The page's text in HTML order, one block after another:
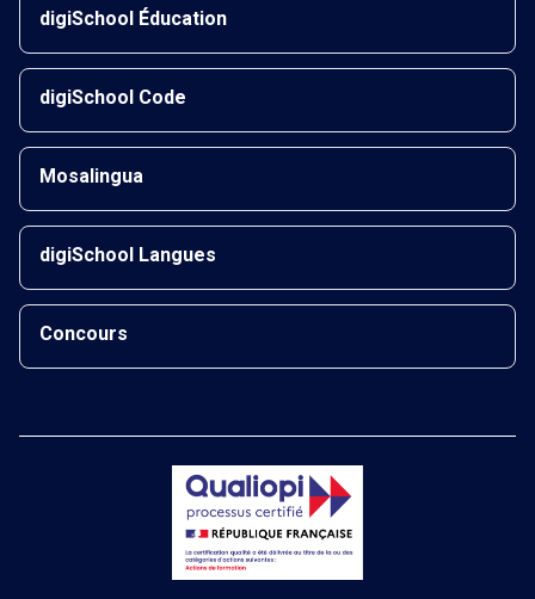
digiSchool Éducation
digiSchool Code
Mosalingua
digiSchool Langues
Concours